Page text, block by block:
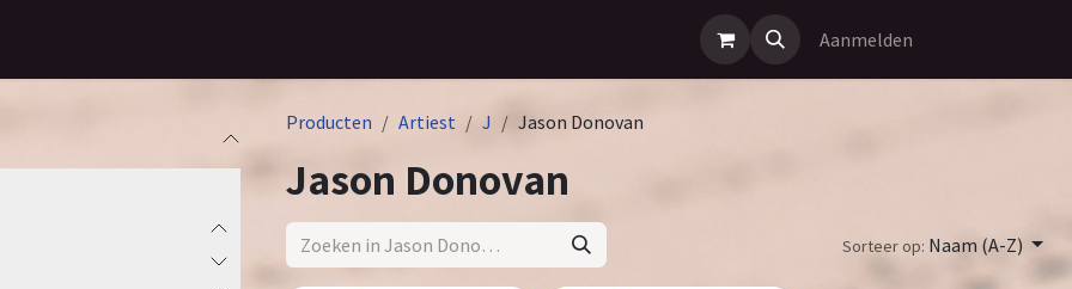
Aanmelden
Producten Artiest J Jason Donovan
Jason Donovan
Sorteer op: Naam (A-Z)